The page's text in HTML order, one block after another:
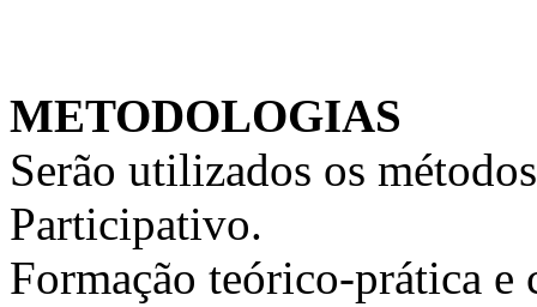
METODOLOGIAS
Serão utilizados os
Participativo.
Formação teórico-prática e